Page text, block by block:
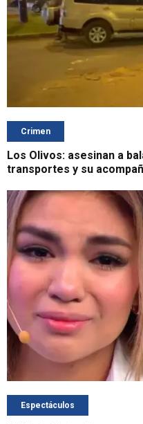
Crimen
Los Olivos: asesinan a
transportes y su
Espectáculos